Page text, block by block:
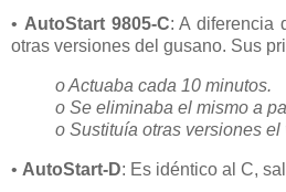
• AutoStart 9805-C: A diferencia
otras versiones del gusano. Sus
o Actuaba cada 10 minutos.
o Se eliminaba el mismo a
o Sustituía otras versiones el
• AutoStart-D: Es idéntico al C,